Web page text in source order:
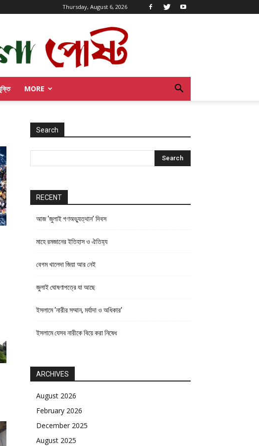
Thursday, August 6, 2026
MORE
Search
RECENT
আজ ‘জুলাই গণঅভ্যুত্থান’ দিবস
মাহে রমজানের ইতিহাস ও ঐতিহ্য
বেগম খালেদা জিয়া আর নেই
জুলাই ঘোষণাপত্রে যা আছে
ইসলামে ‘নারীর সম্মান, মর্যাদা ও অধিকার’
ইসলামে যেসব নারীকে বিয়ে করা নিষেধ
ARCHIVES
August 2026
February 2026
December 2025
August 2025